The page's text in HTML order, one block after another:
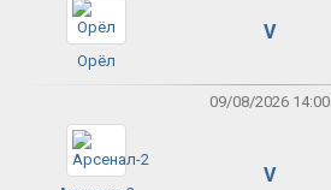
Орёл
V
09/08/2026 14:00
V